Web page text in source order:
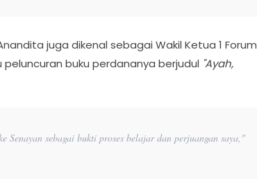
juga dikenal sebagai Wakil Ketua 1 Forum
buku perdananya berjudul "Ayah,
Senayan sebagai bukti proses belajar dan perjuangan saya,"